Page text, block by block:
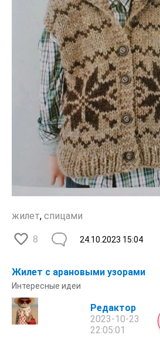
жилет, спицами
8 24.10.2023 15:04
Жилет с арановыми узорами
Интересные идеи
Редактор
2023-10-23
22:05:01